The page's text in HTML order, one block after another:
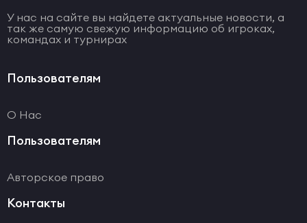
У нас на сайте вы найдете актуальные новости, а
так же самую свежую информацию об игроках,
командах и турнирах
Пользователям
О Нас
Пользователям
Авторское право
Контакты